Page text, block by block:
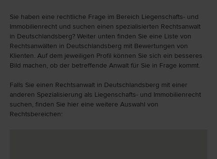
Sie haben eine rechtliche Frage im Bereich Liegenschafts- und
Immobilienrecht und suchen einen spezialisierten Rechtsanwalt
in Deutschlandsberg? Weiter unten finden Sie eine Liste von
Rechtsanwälten in Deutschlandsberg mit Bewertungen von
Klienten. Auf dem jeweiligen Profil können Sie sich ein besseres
Bild machen, ob der betreffende Anwalt für Sie in Frage kommt.
Falls Sie einen Rechtsanwalt in Deutschlandsberg mit einer
anderen Spezialisierung als Liegenschafts- und Immobilienrecht
suchen, finden Sie hier eine weitere Auswahl von
Rechtsbereichen: